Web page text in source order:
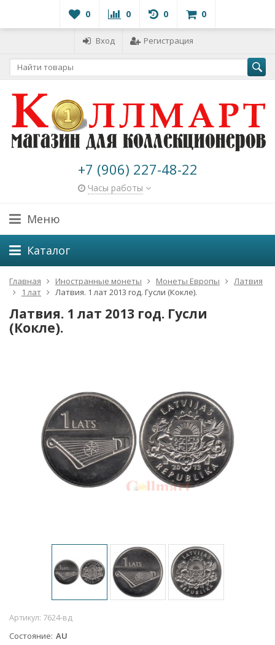
0 0 0 0
Вход Регистрация
+7 (906) 227-48-22
Часы работы
Меню
Каталог
Главная Иностранные монеты Монеты Европы
Латвия
1 лат
Латвия. 1 лат 2013 год. Гусли (Кокле).
Латвия. 1 лат 2013 год. Гусли
(Кокле).
Артикул: 7624-вд
Состояние AU